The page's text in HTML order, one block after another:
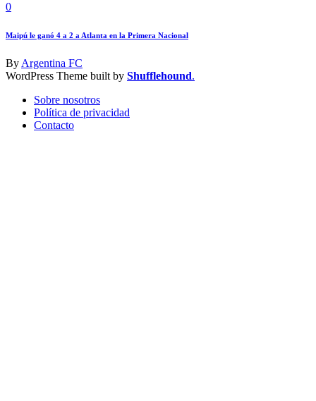
0
Maipú le ganó 4 a 2 a Atlanta en la Primera Nacional
By Argentina FC
WordPress Theme built by Shufflehound.
Sobre nosotros
Política de privacidad
Contacto